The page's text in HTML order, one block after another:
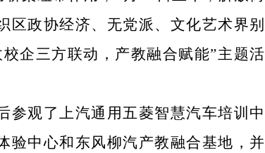
区政协经济、无党派、文化艺术界别
校企三方联动，产教融合赋能”主题活
参观了上汽通用五菱智慧汽车培训中
验中心和东风柳汽产教融合基地，并